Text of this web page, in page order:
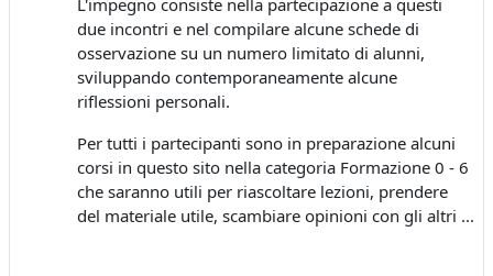
L'impegno consiste nella partecipazione a questi
due incontri e nel compilare alcune schede di
osservazione su un numero limitato di alunni,
sviluppando contemporaneamente alcune
riflessioni personali.
Per tutti i partecipanti sono in preparazione alcuni
corsi in questo sito nella categoria Formazione 0 - 6
che saranno utili per riascoltare lezioni, prendere
del materiale utile, scambiare opinioni con gli altri ...